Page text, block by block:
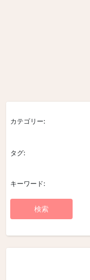
カテゴリー:
タグ:
キーワード: